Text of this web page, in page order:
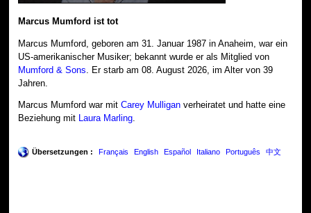
Marcus Mumford ist tot
Marcus Mumford, geboren am 31. Januar 1987 in Anaheim, war ein
US-amerikanischer Musiker; bekannt wurde er als Mitglied von
Mumford & Sons . Er starb am 08. August 2026, im Alter von 39
Jahren.
Marcus Mumford war mitCarey Mulligan verheiratet und hatte eine
Beziehung mit Laura Marling.
Übersetzungen : Français English Español Italiano Português 中文